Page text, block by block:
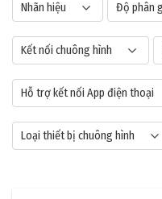
Nhãn hiệu Độ phân
Kết nối chuông hình
Hỗ trợ kết nối App điện thoại
Loại thiết bị chuông hình